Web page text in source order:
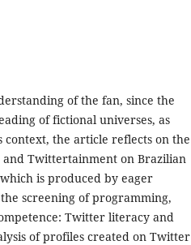
of the fan, since the
of fictional universes, as
context, the article reflects on the
and Twittertainment on Brazilian
is produced by eager
screening of programming,
Twitter literacy and
of profiles created on Twitter